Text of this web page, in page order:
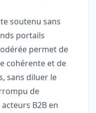
soutenu sans
portails
permet de
cohérente et de
sans diluer le
de
B2B en